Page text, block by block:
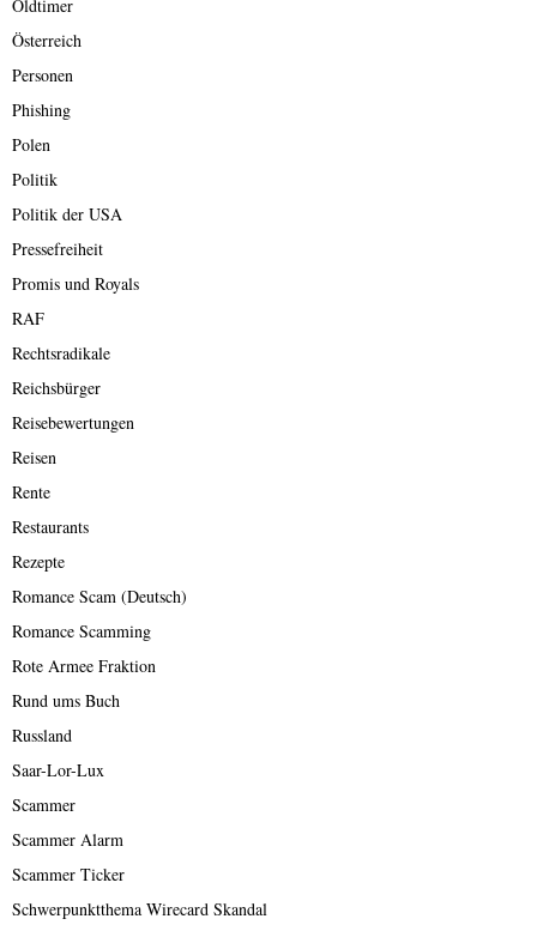
Oldtimer
Österreich
Personen
Phishing
Polen
Politik
Politik der USA
Pressefreiheit
Promis und Royals
RAF
Rechtsradikale
Reichsbürger
Reisebewertungen
Reisen
Rente
Restaurants
Rezepte
Romance Scam (Deutsch)
Romance Scamming
Rote Armee Fraktion
Rund ums Buch
Russland
Saar-Lor-Lux
Scammer
Scammer Alarm
Scammer Ticker
Schwerpunktthema Wirecard Skandal